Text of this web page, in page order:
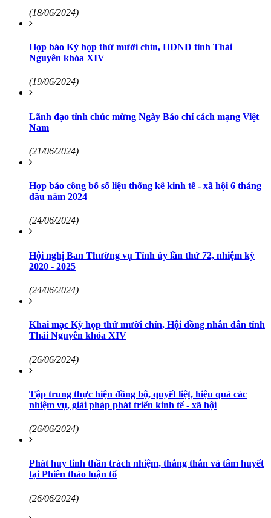
(18/06/2024)
Họp báo Kỳ họp thứ mười chín, HĐND tỉnh Thái
Nguyên khóa XIV
(19/06/2024)
Lãnh đạo tỉnh chúc mừng Ngày Báo chí cách mạng Việt
Nam
(21/06/2024)
Họp báo công bố số liệu thống kê kinh tế - xã hội 6 tháng
đầu năm 2024
(24/06/2024)
Hội nghị Ban Thường vụ Tỉnh ủy lần thứ 72, nhiệm kỳ
2020 - 2025
(24/06/2024)
Khai mạc Kỳ họp thứ mười chín, Hội đồng nhân dân tỉnh
Thái Nguyên khóa XIV
(26/06/2024)
Tập trung thực hiện đồng bộ, quyết liệt, hiệu quả các
nhiệm vụ, giải pháp phát triển kinh tế - xã hội
(26/06/2024)
Phát huy tinh thần trách nhiệm, thẳng thắn và tâm huyết
tại Phiên thảo luận tổ
(26/06/2024)